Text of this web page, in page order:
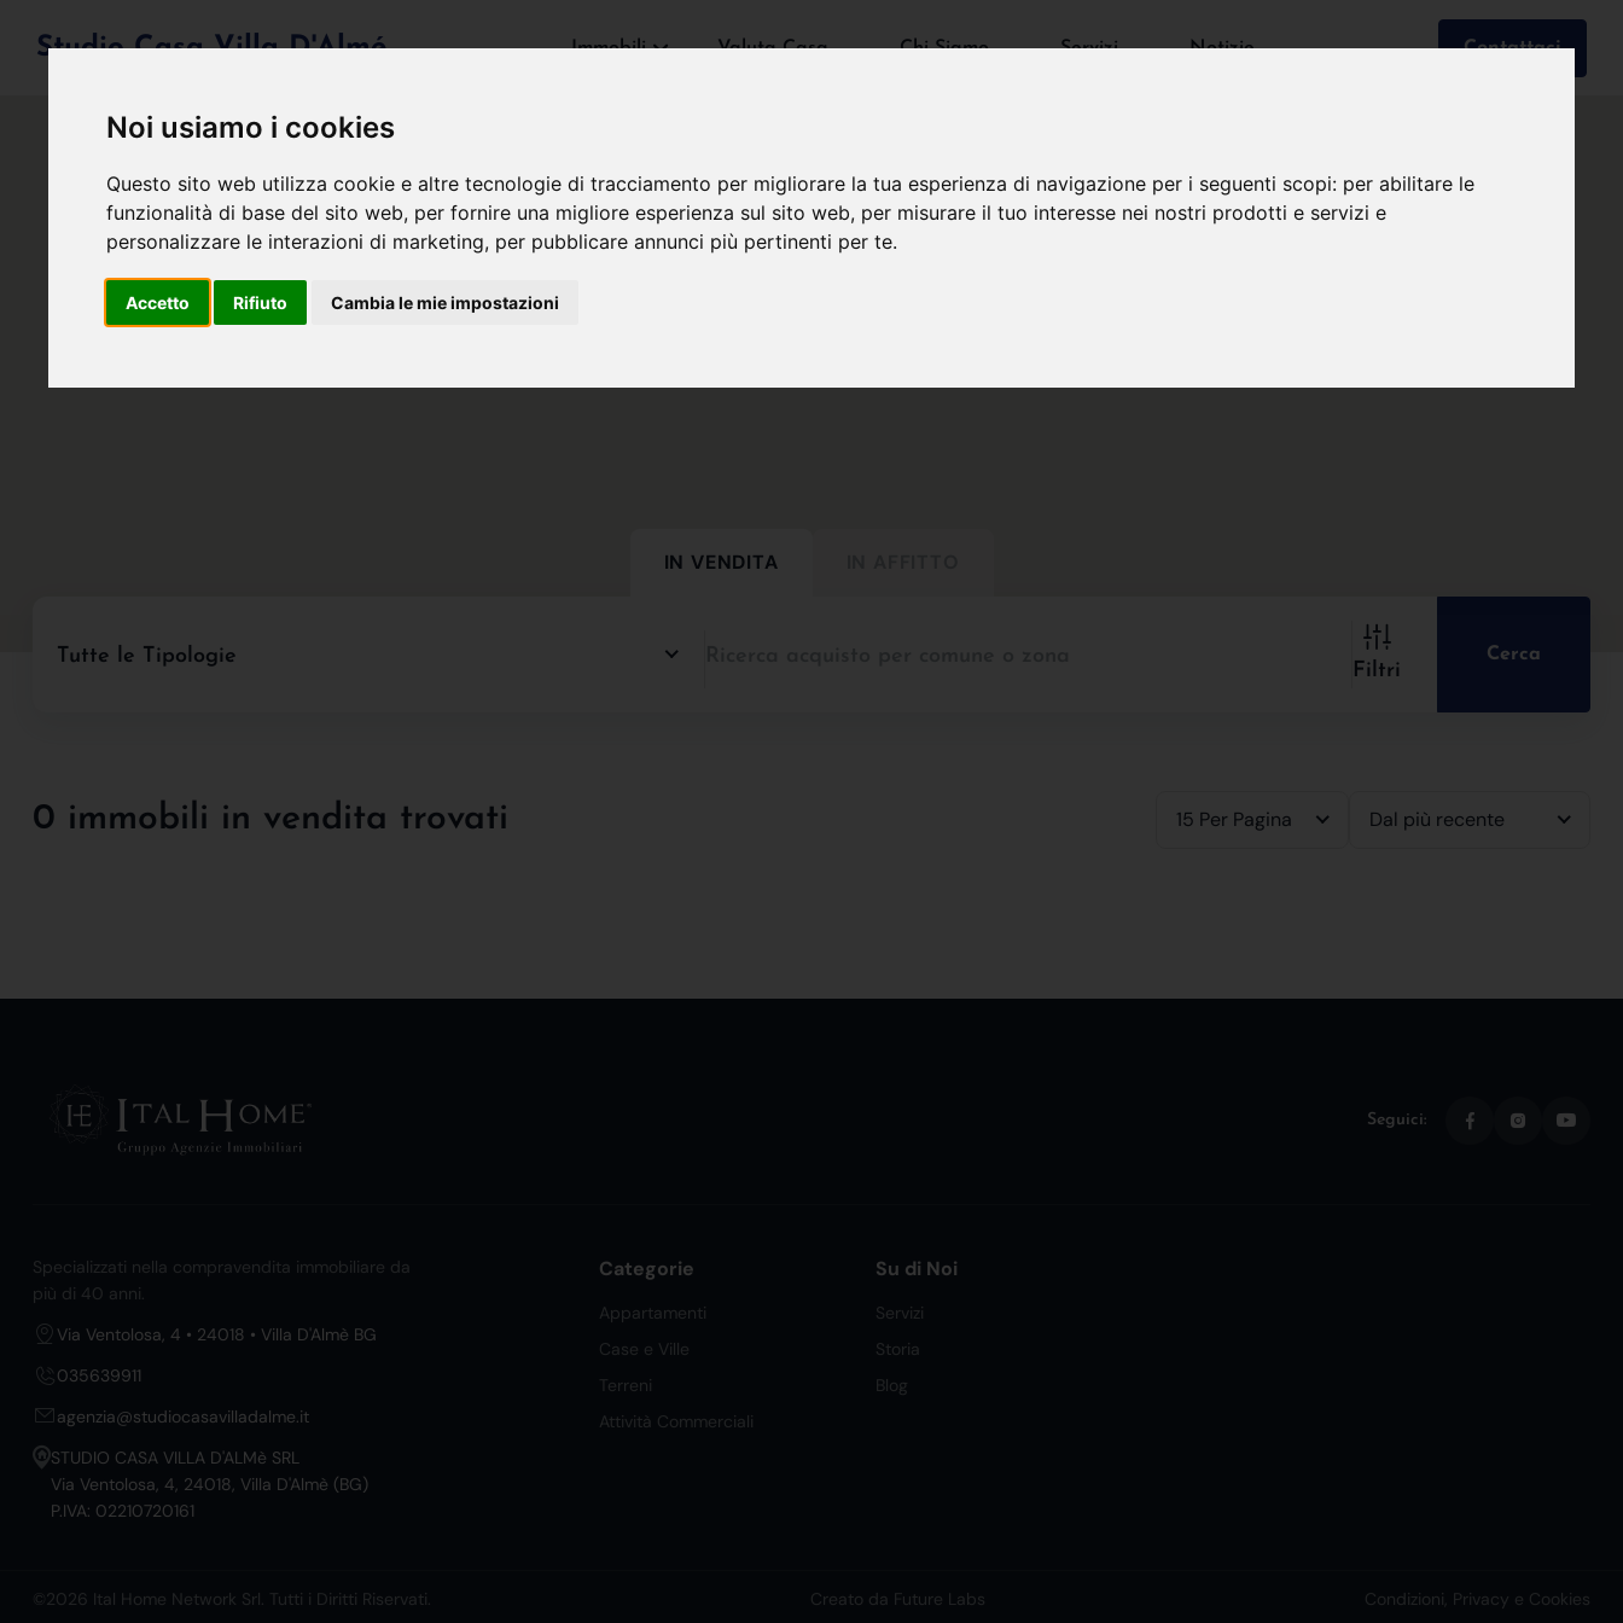
Noi usiamo i cookies
Questo sito web utilizza cookie e altre tecnologie di tracciamento per migliorare la tua esperienza di navigazione per i seguenti scopi: per abilitare le
funzionalità di base del sito web, per fornire una migliore esperienza sul sito web, per misurare il tuo interesse nei nostri prodotti e servizi e
personalizzare le interazioni di marketing, per pubblicare annunci più pertinenti per te.
Accetto Rifiuto Cambia le mie impostazioni
Studio Casa Villa D'Almé Immobili Valuta Casa Chi Siamo Servizi Notizie Contattaci
IN VENDITA
Tutte le Tipologie
Filtri
Cerca
0 immobili in vendita trovati 15 Per Pagina Dal più recente
Seguici:
Specializzati nella compravendita immobiliare da
più di 40 anni.
Via Ventolosa, 4 • 24018 • Villa D'Almè BG
035639911
agenzia@studiocasavilladalme.it
STUDIO CASA VILLA D'ALMè SRL
Via Ventolosa, 4, 24018, Villa D'Almè (BG)
P.IVA: 02210720161
Categorie
Appartamenti
Case e Ville
Terreni
Attività Commerciali
Su di Noi
Servizi
Storia
Blog
©2026 Ital Home Network Srl. Tutti i Diritti Riservati. Creato da Future Labs Condizioni, Privacy e Cookies